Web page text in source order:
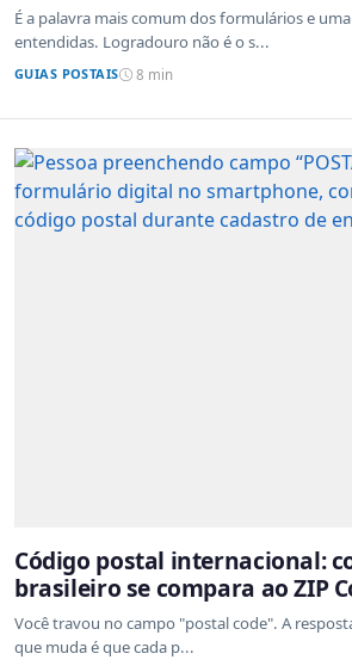
É a palavra mais comum dos formulários e
entendidas. Logradouro não é o s...
GUIAS POSTAIS 8 min
Código postal internacional:
brasileiro se compara ao ZIP
sistemas de outros países
Você travou no campo "postal code". A
que muda é que cada p...